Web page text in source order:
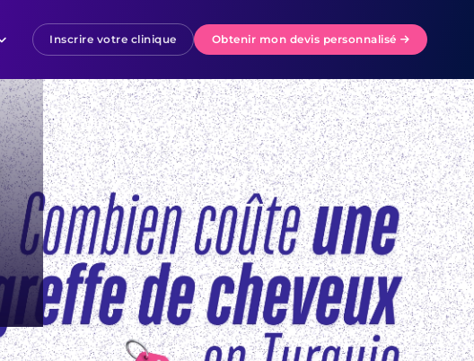
Inscrire votre clinique Obtenir mon devis personnalisé